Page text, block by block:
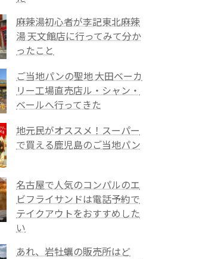
麻辣湯初心者が李記東北麻辣
湯 天文館店に行ってみて分か
ったこと
ご当地パンの聖地 大田ベーカ
リー工場直売店ル・シャン・
ベールへ行ってきた
地元民がオススメ！スーパー
で買える鹿児島のご当地パン
名古屋で人気のコンパルのエ
ビフライサンドは電話予約で
テイクアウトをおすすめした
い
あれ、岩牡蠣の販売所はど